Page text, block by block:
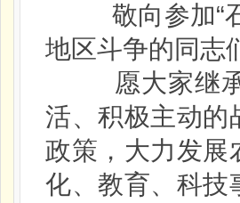
敬向参加“石
地区斗争的同志
愿大家继承
活、积极主动的
政策，大力发展
化、教育、科技